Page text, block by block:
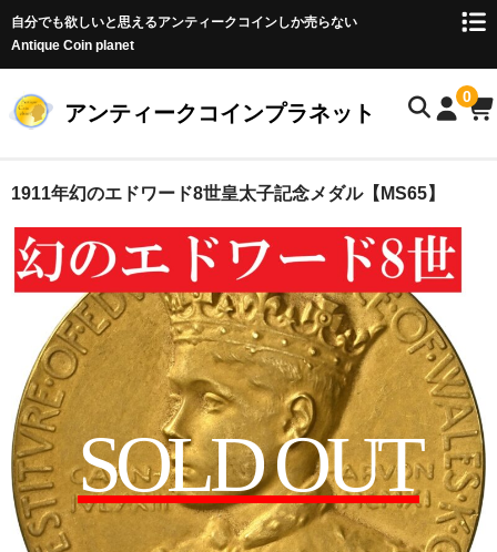
自分でも欲しいと思えるアンティークコインしか売らない
Antique Coin planet
アンティークコインプラネット
0
ホーム
商品一覧
オークション
お客様の声
店主のブログ
コイン初心者の方へ
お問い合わせ
会社概要
1911年幻のエドワード8世皇太子記念メダル【MS65】
SOLD OUT